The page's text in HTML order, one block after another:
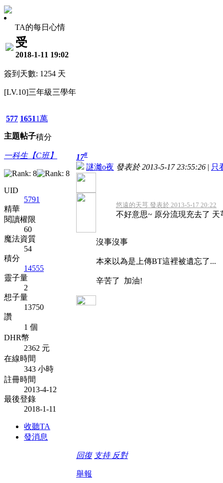
TA的每日心情
受
2018-1-11 19:02
簽到天數: 1254 天
[LV.10]三年級三學年
577
主題
1651
帖子
1萬
積分
一科生【C班】
UID
5791
精華
閱讀權限
60
魔法資質
54
積分
14555
靈子量
2
想子量
13750
讚
1 個
DHR幣
2362 元
在線時間
343 小時
註冊時間
2013-4-12
最後登錄
2018-1-11
收聽TA
發消息
17#
謎灕o夜 發表於 2013-5-17 23:55:26 | 只
悠遠的天芎 發表於 2013-5-17 20:22
不好意思~ 原分流現充去了
沒事沒事
本來以為是上傳BT這裡被遺忘了...
辛苦了 加油!
回復 支持 反對
舉報